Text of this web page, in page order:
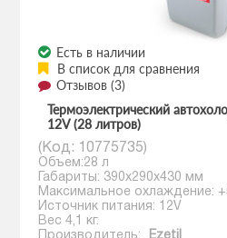
Есть в наличии
В список для сравнения
Отзывов (3)
Термоэлектрический
12V (28 литров)
(Код: 10775735)
Объем:28 л
Габариты: 390x290x430 мм
Максимальное охлаждение:
Источник питания: 12V
Вес 4,1 кг.